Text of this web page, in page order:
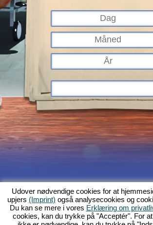
Hvad er Kapi Hospital? Baggrundshistorien
Regler
Forum GFB Databeskyttelse Kolofon
hjælp
Browserspil - Upjers.com
Håndtér cookies
Udover nødvendige cookies for at
upjers (Imprint) også analysecookies og
Du kan se mere i vores Erklæring om
cookies, kan du trykke på "Acceptér". For